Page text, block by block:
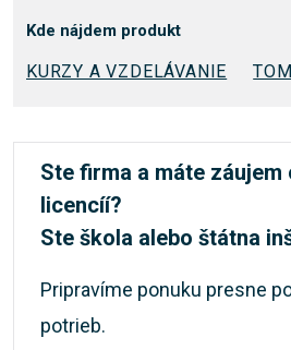
Kde nájdem produkt
KURZY A VZDELÁVANIE
Ste firma a máte záujem
licencíí?
Ste škola alebo štátna
Pripravíme ponuku presne
potrieb.